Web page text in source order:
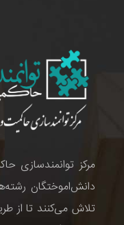
مرکز توانمندسازی
دانش‌اموختگان
تلاش می‌کنند تا از